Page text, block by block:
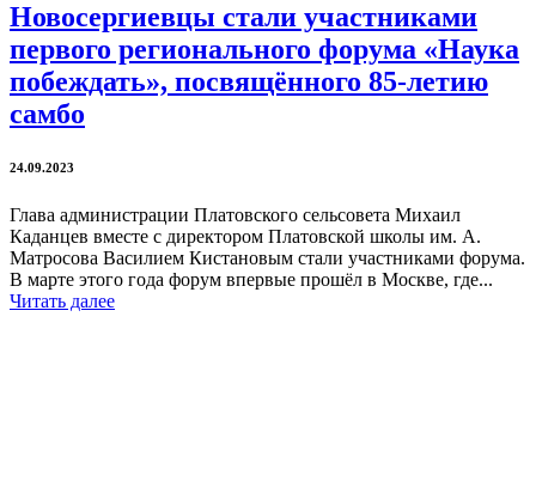
Новосергиевцы стали участниками
первого регионального форума «Наука
побеждать», посвящённого 85-летию
самбо
24.09.2023
Глава администрации Платовского сельсовета Михаил
Каданцев вместе с директором Платовской школы им. А.
Матросова Василием Кистановым стали участниками форума.
В марте этого года форум впервые прошёл в Москве, где...
Читать далее